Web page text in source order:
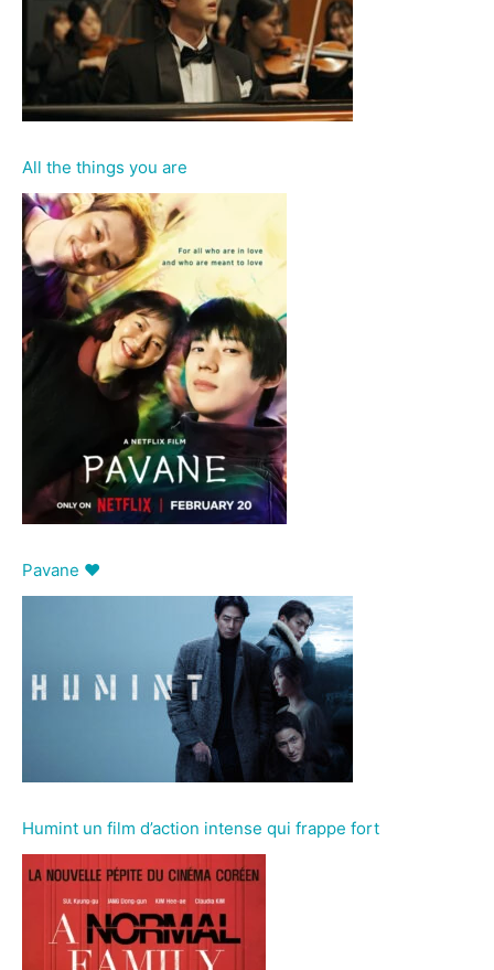
All the things you are
Pavane ❤
Humint un film d’action intense qui frappe fort